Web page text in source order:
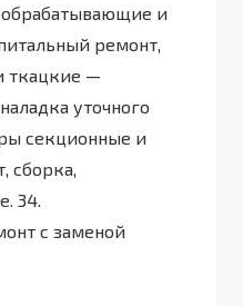
и
ремонт,
ткацкие —
уточного
секционные и
сборка,
34.
с заменой